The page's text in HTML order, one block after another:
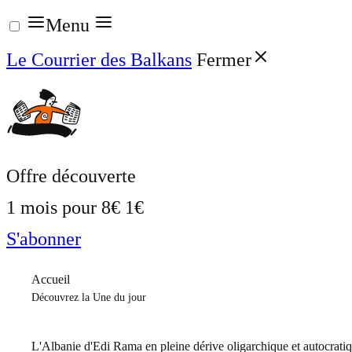
Aller
au
contenu
Menu
Le Courrier des Balkans Fermer
Offre découverte
1 mois pour 8€ 1€
S'abonner
Accueil
Découvrez la Une du jour
L'Albanie d'Edi Rama en pleine dérive oligarchique et